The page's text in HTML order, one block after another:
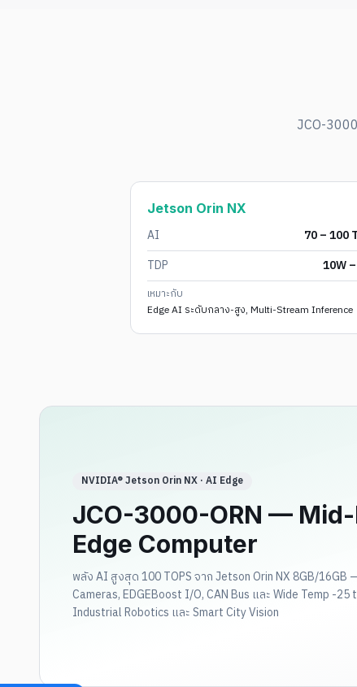
JCO-
Jetson Orin NX
AI
70 – 100
TDP
10W
เหมาะกับ
Edge AI ระดับกลาง-สูง, Multi-Stream Inference
NVIDIA® Jetson Orin NX · AI Edge
JCO-3000-ORN — Mid-
Edge Computer
พลัง AI สูงสุด 100 TOPS จาก Jetson Orin NX 8GB/16GB
Cameras, EDGEBoost I/O, CAN Bus และ Wide Temp -25
Industrial Robotics และ Smart City Vision